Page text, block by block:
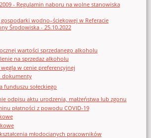
- Regulamin naboru na wolne stanowiska
wodno–ściekowej w Referacie
Środowiska - 25.10.2022
wartości sprzedanego alkoholu
na sprzedaz alkoholu
w cenie preferencyjnej
dokumenty
funduszu sołeckiego
odpisu aktu urodzenia, małżeństwa lub zgonu
płatności z powodu COVID-19
młodocianych pracowników